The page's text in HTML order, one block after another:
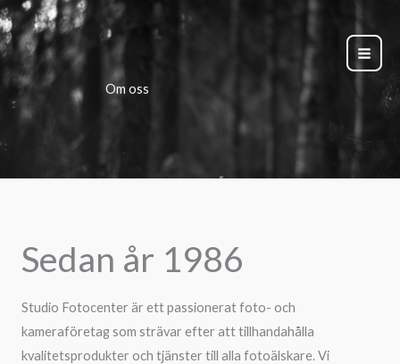
Hoppa
till
innehåll
Om oss
Sedan år 1986
Studio Fotocenter är ett passionerat foto- och
kameraföretag som strävar efter att tillhandahålla
kvalitetsprodukter och tjänster till alla fotoälskare. Vi